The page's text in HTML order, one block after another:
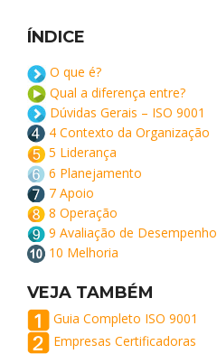
ÍNDICE
O que é?
Qual a diferença entre?
Dúvidas Gerais – ISO 9001
4 Contexto da Organização
5 Liderança
6 Planejamento
7 Apoio
8 Operação
9 Avaliação de Desempenho
10 Melhoria
VEJA TAMBÉM
Guia Completo ISO 9001
Empresas Certificadoras